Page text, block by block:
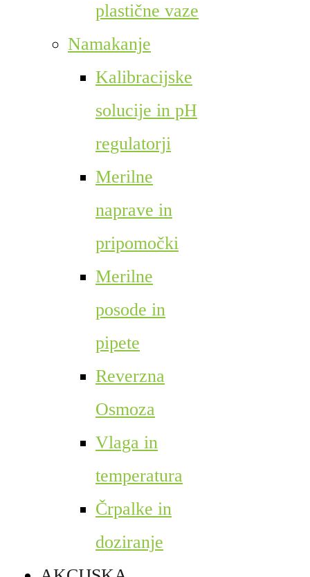
plastične vaze
Namakanje
Kalibracijske
solucije in pH
regulatorji
Merilne
naprave in
pripomočki
Merilne
posode in
pipete
Reverzna
Osmoza
Vlaga in
temperatura
Črpalke in
doziranje